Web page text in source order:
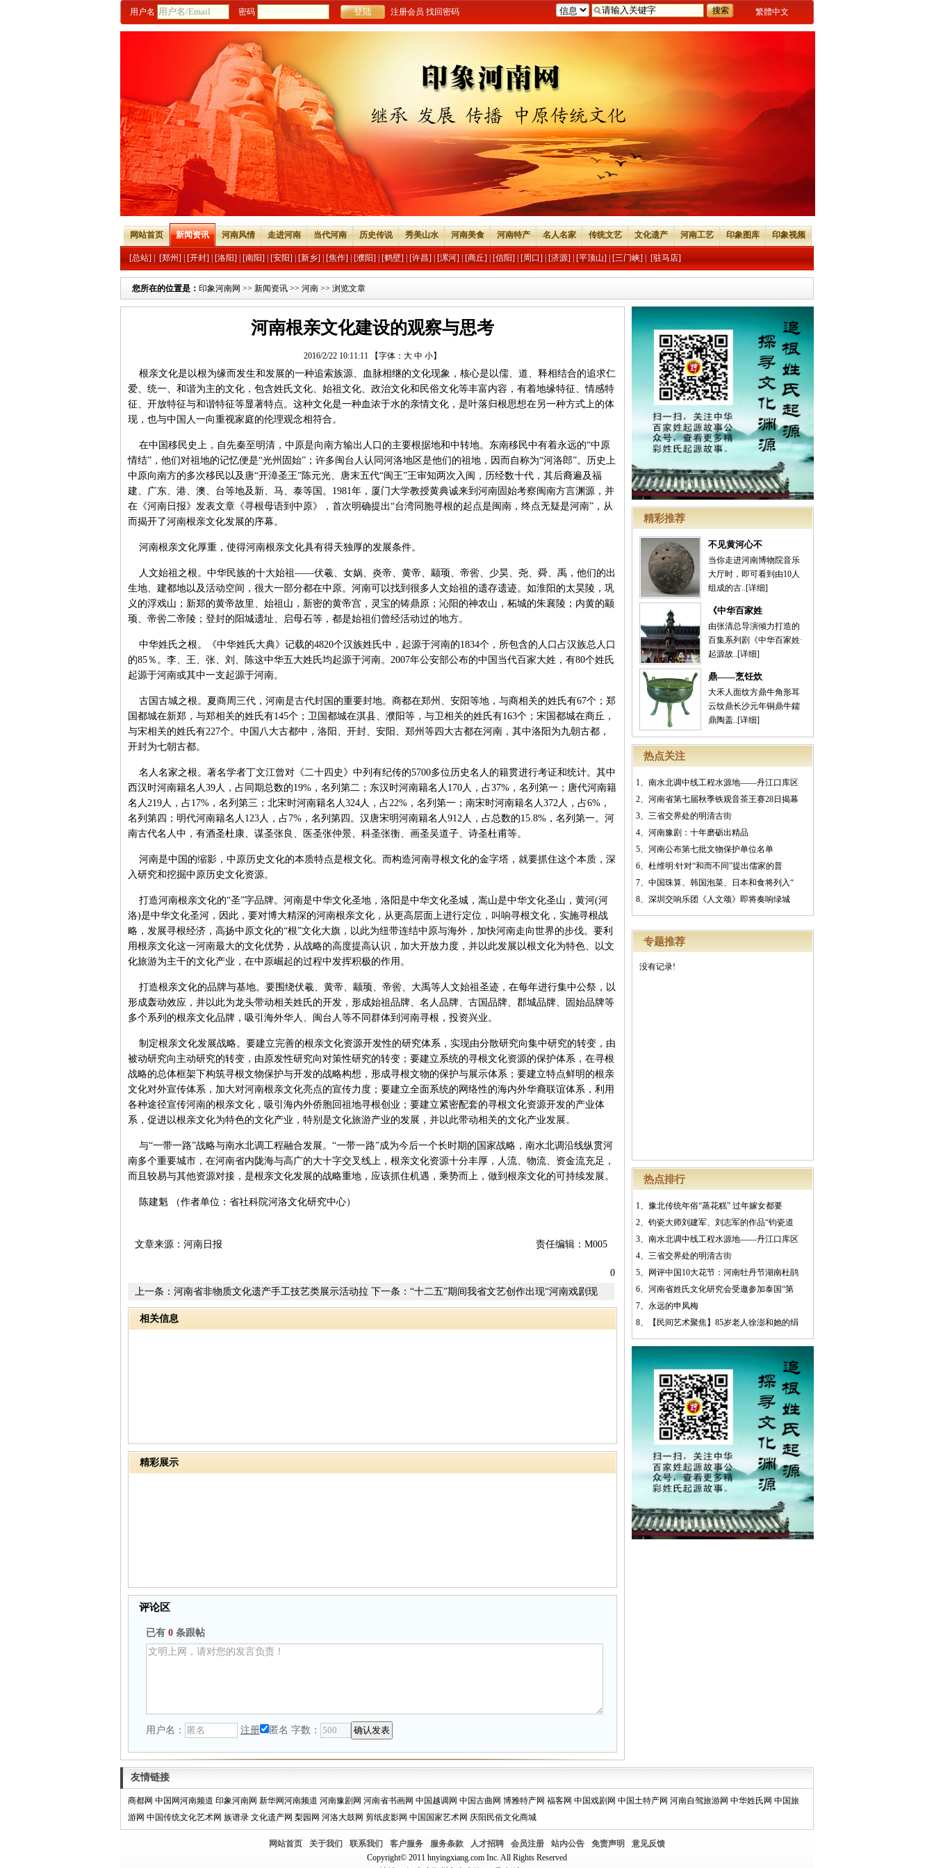
繁體中文
用户名 密码 注册会员 找回密码
网站首页 新闻资讯 河南风情 走进河南 当代河南 历史传说 秀美山水 河南美食 河南特产 名人名家 传统文艺 文化遗产 河南工艺 印象图库 印象视频
[总站] [郑州] [开封] [洛阳] [南阳] [安阳] [新乡] [焦作] [濮阳] [鹤壁] [许昌] [漯河] [商丘] [信阳] [周口] [济源] [平顶山] [三门峡] [驻马店]
您所在的位置是： 印象河南网 >> 新闻资讯 >> 河南 >> 浏览文章
精彩推荐
不见黄河心不
当你走进河南博物院音乐
大厅时，即可看到由10人
组成的古..[详细]
《中华百家姓
由张清总导演倾力打造的
百集系列剧《中华百家姓·
起源故..[详细]
鼎——烹饪炊
大禾人面纹方鼎牛角形耳
云纹鼎长沙元年铜鼎牛鑐
鼎陶盖..[详细]
热点关注
1、 南水北调中线工程水源地――丹江口库区
2、 河南省第七届秋季铁观音茶王赛28日揭幕
3、 三省交界处的明清古街
4、 河南豫剧：十年磨砺出精品
5、 河南公布第七批文物保护单位名单
6、 杜维明:针对“和而不同”提出儒家的普
7、 中国珠算、韩国泡菜、日本和食将列入“
8、 深圳交响乐团《人文颂》即将奏响绿城
专题推荐
没有记录!
热点排行
1、 豫北传统年俗“蒸花糕” 过年嫁女都要
2、 钧瓷大师刘建军、刘志军的作品“钧瓷道
3、 南水北调中线工程水源地――丹江口库区
4、 三省交界处的明清古街
5、
网评中国10大花节：河南牡丹节湖南杜鹃
6、 河南省姓氏文化研究会受邀参加泰国“第
7、 永远的申凤梅
8、
【民间艺术聚焦】85岁老人徐澎和她的绢
河南根亲文化建设的观察与思考
2016/2/22 10:11:11 【字体： 大 中 小】
根亲文化是以根为缘而发生和发展的一种追索族源、血脉相继的文化现象，核心是以儒、道、释相结合的追求仁
爱、统一、和谐为主的文化，包含姓氏文化、始祖文化、政治文化和民俗文化等丰富内容，有着地缘特征、情感特
征、开放特征与和谐特征等显著特点。这种文化是一种血浓于水的亲情文化，是叶落归根思想在另一种方式上的体
现，也与中国人一向重视家庭的伦理观念相符合。
在中国移民史上，自先秦至明清，中原是向南方输出人口的主要根据地和中转地。东南移民中有着永远的“中原
情结”，他们对祖地的记忆便是“光州固始”；许多闽台人认同河洛地区是他们的祖地，因而自称为“河洛郎”。历史上
中原向南方的多次移民以及唐“开漳圣王”陈元光、唐末五代“闽王”王审知两次入闽，历经数十代，其后裔遍及福
建、广东、港、澳、台等地及新、马、泰等国。1981年，厦门大学教授黄典诚来到河南固始考察闽南方言渊源，并
在《河南日报》发表文章《寻根母语到中原》，首次明确提出“台湾同胞寻根的起点是闽南，终点无疑是河南”，从
而揭开了河南根亲文化发展的序幕。
河南根亲文化厚重，使得河南根亲文化具有得天独厚的发展条件。
人文始祖之根。中华民族的十大始祖——伏羲、女娲、炎帝、黄帝、颛顼、帝喾、少昊、尧、舜、禹，他们的出
生地、建都地以及活动空间，很大一部分都在中原。河南可以找到很多人文始祖的遗存遗迹。如淮阳的太昊陵，巩
义的浮戏山；新郑的黄帝故里、始祖山，新密的黄帝宫，灵宝的铸鼎原；沁阳的神农山，柘城的朱襄陵；内黄的颛
顼、帝喾二帝陵；登封的阳城遗址、启母石等，都是始祖们曾经活动过的地方。
中华姓氏之根。《中华姓氏大典》记载的4820个汉族姓氏中，起源于河南的1834个，所包含的人口占汉族总人口
的85％。李、王、张、刘、陈这中华五大姓氏均起源于河南。2007年公安部公布的中国当代百家大姓，有80个姓氏
起源于河南或其中一支起源于河南。
古国古城之根。夏商周三代，河南是古代封国的重要封地。商都在郑州、安阳等地，与商相关的姓氏有67个；郑
国都城在新郑，与郑相关的姓氏有145个；卫国都城在淇县、濮阳等，与卫相关的姓氏有163个；宋国都城在商丘，
与宋相关的姓氏有227个。中国八大古都中，洛阳、开封、安阳、郑州等四大古都在河南，其中洛阳为九朝古都，
开封为七朝古都。
名人名家之根。著名学者丁文江曾对《二十四史》中列有纪传的5700多位历史名人的籍贯进行考证和统计。其中
西汉时河南籍名人39人，占同期总数的19%，名列第二；东汉时河南籍名人170人，占37%，名列第一；唐代河南籍
名人219人，占17%，名列第三；北宋时河南籍名人324人，占22%，名列第一；南宋时河南籍名人372人，占6%，
名列第四；明代河南籍名人123人，占7%，名列第四。汉唐宋明河南籍名人912人，占总数的15.8%，名列第一。河
南古代名人中，有酒圣杜康、谋圣张良、医圣张仲景、科圣张衡、画圣吴道子、诗圣杜甫等。
河南是中国的缩影，中原历史文化的本质特点是根文化。而构造河南寻根文化的金字塔，就要抓住这个本质，深
入研究和挖掘中原历史文化资源。
打造河南根亲文化的“圣”字品牌。河南是中华文化圣地，洛阳是中华文化圣城，嵩山是中华文化圣山，黄河(河
洛)是中华文化圣河，因此，要对博大精深的河南根亲文化，从更高层面上进行定位，叫响寻根文化，实施寻根战
略，发展寻根经济，高扬中原文化的“根”文化大旗，以此为纽带连结中原与海外，加快河南走向世界的步伐。要利
用根亲文化这一河南最大的文化优势，从战略的高度提高认识，加大开放力度，并以此发展以根文化为特色、以文
化旅游为主干的文化产业，在中原崛起的过程中发挥积极的作用。
打造根亲文化的品牌与基地。要围绕伏羲、黄帝、颛顼、帝喾、大禹等人文始祖圣迹，在每年进行集中公祭，以
形成轰动效应，并以此为龙头带动相关姓氏的开发，形成始祖品牌、名人品牌、古国品牌、郡城品牌、固始品牌等
多个系列的根亲文化品牌，吸引海外华人、闽台人等不同群体到河南寻根，投资兴业。
制定根亲文化发展战略。要建立完善的根亲文化资源开发性的研究体系，实现由分散研究向集中研究的转变，由
被动研究向主动研究的转变，由原发性研究向对策性研究的转变；要建立系统的寻根文化资源的保护体系，在寻根
战略的总体框架下构筑寻根文物保护与开发的战略构想，形成寻根文物的保护与展示体系；要建立特点鲜明的根亲
文化对外宣传体系，加大对河南根亲文化亮点的宣传力度；要建立全面系统的网络性的海内外华裔联谊体系，利用
各种途径宣传河南的根亲文化，吸引海内外侨胞回祖地寻根创业；要建立紧密配套的寻根文化资源开发的产业体
系，促进以根亲文化为特色的文化产业，特别是文化旅游产业的发展，并以此带动相关的文化产业发展。
与“一带一路”战略与南水北调工程融合发展。“一带一路”成为今后一个长时期的国家战略，南水北调沿线纵贯河
南多个重要城市，在河南省内陇海与高广的大十字交叉线上，根亲文化资源十分丰厚，人流、物流、资金流充足，
而且较易与其他资源对接，是根亲文化发展的战略重地，应该抓住机遇，乘势而上，做到根亲文化的可持续发展。
陈建魁 （作者单位：省社科院河洛文化研究中心）
责任编辑：M005
文章来源：河南日报
0
下一条： “十二五”期间我省文艺创作出现“河南戏剧现
象”
上一条： 河南省非物质文化遗产手工技艺类展示活动拉
开大幕
相关信息
精彩展示
评论区
已有 0 条跟帖
用户名： 注册 匿名 字数：
友情链接
商都网 中国网河南频道 印象河南网 新华网河南频道 河南豫剧网 河南省书画网 中国越调网 中国古曲网 博雅特产网 福客网 中国戏剧网 中国土特产网 河南自驾旅游网 中华姓氏网 中国旅
游网 中国传统文化艺术网 族谱录 文化遗产网 梨园网 河洛大鼓网 剪纸皮影网 中国国家艺术网 庆阳民俗文化商城
网站首页 关于我们 联系我们 客户服务 服务条款 人才招聘 会员注册 站内公告 免责声明
意见反馈
Copyright© 2011 hnyingxiang.com Inc. All Rights Reserved